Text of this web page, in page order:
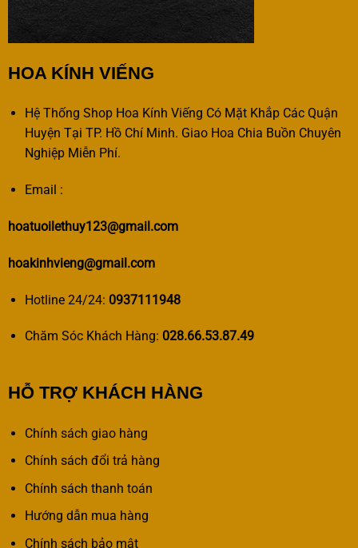
HOA KÍNH VIẾNG
Hệ Thống Shop Hoa Kính Viếng Có Mặt Khắp Các Quận
Huyện Tại TP. Hồ Chí Minh. Giao Hoa Chia Buồn Chuyên
Nghiệp Miễn Phí.
Email :
hoatuoilethuy123@gmail.com
hoakinhvieng@gmail.com
Hotline 24/24: 0937111948
Chăm Sóc Khách Hàng: 028.66.53.87.49
HỖ TRỢ KHÁCH HÀNG
Chính sách giao hàng
Chính sách đổi trả hàng
Chính sách thanh toán
Hướng dẫn mua hàng
Chính sách bảo mật